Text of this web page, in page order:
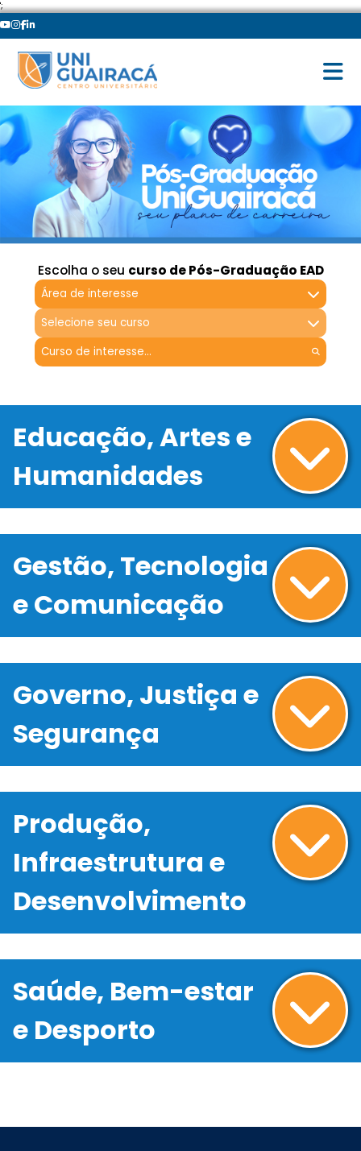
';
Escolha o seu curso de Pós-Graduação EAD
Área de interesse
Selecione seu curso
Educação, Artes e
Humanidades
Gestão, Tecnologia
e Comunicação
Governo, Justiça e
Segurança
Produção,
Infraestrutura e
Desenvolvimento
Saúde, Bem-estar
e Desporto